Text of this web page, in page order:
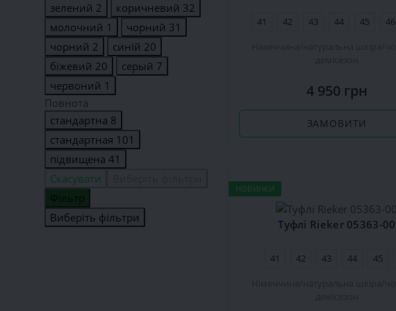
зелений 2 коричневий 32
молочний 1 чорний 31
чорний 2 синій 20
біжевий 20 серый 7
червоний 1
Повнота
стандартна 8
стандартная 101
підвищена 41
Скасувати
Виберіть фільтри
41 42 43 44 45 46
4 950 грн
ЗАМОВИТИ
НОВИНКИ
Туфлі Rieker 05363-00
41 42 43 44 45